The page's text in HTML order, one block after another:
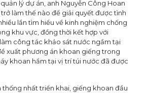
lý dự án, anh Nguyễn Công Hoan
làm thế nào để giải quyết được tình
lần tìm hiểu về kinh nghiệm chống
khu vực, đồng thời kết hợp với
công tác khảo sát nước ngầm tại
xuất phương án khoan giếng trong
khoan hầm tại vị trí túi nước đã được
thống nhất triển khai, giếng khoan đầu